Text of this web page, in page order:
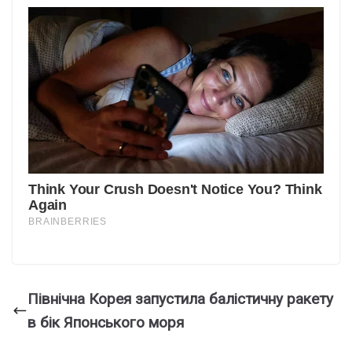
Північна Корея запустила балістичну ракету
в бік Японського моря